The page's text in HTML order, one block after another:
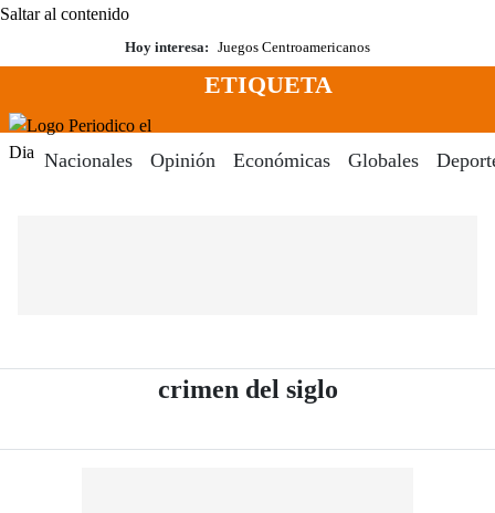
Saltar al contenido
Hoy interesa: Juegos Centroamericanos
Menú
ETIQUETA
Nacionales Opinión Económicas Globales
crimen del siglo- Periódico